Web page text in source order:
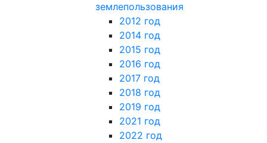
землепользования
2012 год
2014 год
2015 год
2016 год
2017 год
2018 год
2019 год
2021 год
2022 год